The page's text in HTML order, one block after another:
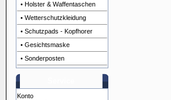
• Holster & Waffentaschen
• Wetterschutzkleidung
• Schutzpads - Kopfhorer
• Gesichtsmaske
• Sonderposten
Konto